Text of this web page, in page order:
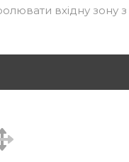
вхідну зону з